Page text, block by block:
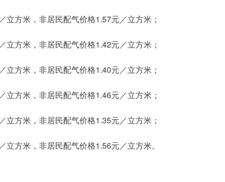
方米，非居民配气价格1.57元／立方米；
方米，非居民配气价格1.42元／立方米；
方米，非居民配气价格1.40元／立方米；
方米，非居民配气价格1.46元／立方米；
方米，非居民配气价格1.35元／立方米；
方米，非居民配气价格1.56元／立方米。